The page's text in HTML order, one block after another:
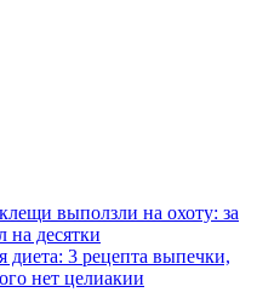
выползли на охоту: за
на десятки
диета: 3 рецепта выпечки,
нет целиакии